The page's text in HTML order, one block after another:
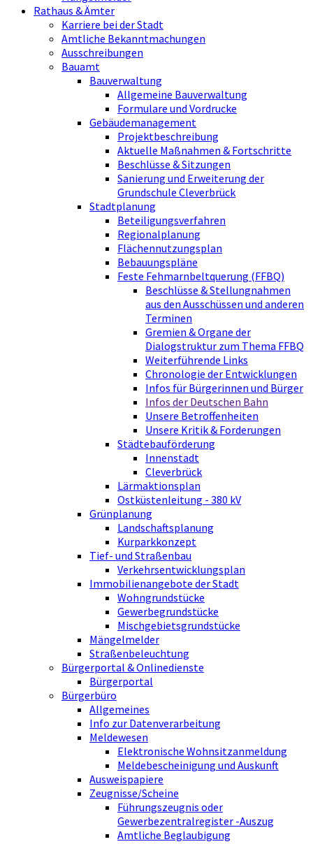
Rathaus & Ämter
Karriere bei der Stadt
Amtliche Bekanntmachungen
Ausschreibungen
Bauamt
Bauverwaltung
Allgemeine Bauverwaltung
Formulare und Vordrucke
Gebäudemanagement
Projektbeschreibung
Aktuelle Maßnahmen & Fortschritte
Beschlüsse & Sitzungen
Sanierung und Erweiterung der
Grundschule Cleverbrück
Stadtplanung
Beteiligungsverfahren
Regionalplanung
Flächennutzungsplan
Bebauungspläne
Feste Fehmarnbeltquerung (FFBQ)
Beschlüsse & Stellungnahmen
aus den Ausschüssen und anderen
Terminen
Gremien & Organe der
Dialogstruktur zum Thema FFBQ
Weiterführende Links
Chronologie der Entwicklungen
Infos für Bürgerinnen und Bürger
Infos der Deutschen Bahn
Unsere Betroffenheiten
Unsere Kritik & Forderungen
Städtebauförderung
Innenstadt
Cleverbrück
Lärmaktionsplan
Ostküstenleitung - 380 kV
Grünplanung
Landschaftsplanung
Kurparkkonzept
Tief- und Straßenbau
Verkehrsentwicklungsplan
Immobilienangebote der Stadt
Wohngrundstücke
Gewerbegrundstücke
Mischgebietsgrundstücke
Mängelmelder
Straßenbeleuchtung
Bürgerportal & Onlinedienste
Bürgerportal
Bürgerbüro
Allgemeines
Info zur Datenverarbeitung
Meldewesen
Elektronische Wohnsitzanmeldung
Meldebescheinigung und Auskunft
Ausweispapiere
Zeugnisse/Scheine
Führungszeugnis oder
Gewerbezentralregister -Auszug
Amtliche Beglaubigung